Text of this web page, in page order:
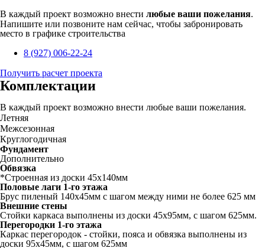
В каждый проект возможно внести любые ваши пожелания.
Напишите или позвоните нам сейчас, чтобы забронировать
место в графике строительства
8 (927) 006-22-24
Получить расчет проекта
Комплектации
В каждый проект возможно внести любые ваши пожелания.
Летняя
Межсезонная
Круглогодичная
Фундамент
Дополнительно
Обвязка
*Строенная из доски 45х140мм
Половые лаги 1-го этажа
Брус пиленый 140x45мм с шагом между ними не более 625 мм
Внешние стены
Стойки каркаса выполнены из доски 45х95мм, с шагом 625мм.
Перегородки 1-го этажа
Каркас перегородок - стойки, пояса и обвязка выполнены из
доски 95х45мм, с шагом 625мм